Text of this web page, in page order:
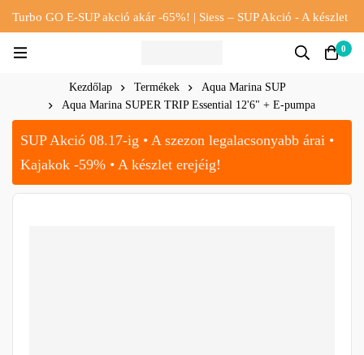
Turbo GO E-SUP akció akár -65%! | Siess – SUP Akció - A készlet
0
Kezdőlap Termékek
Aqua Marina SUP
Aqua Marina SUPER TRIP Essential 12'6" + E-pumpa
SUP Akció 08.17-ig • A szezon legalacsonyabb árai •
Kajakok -59% • A készlet erejéig!